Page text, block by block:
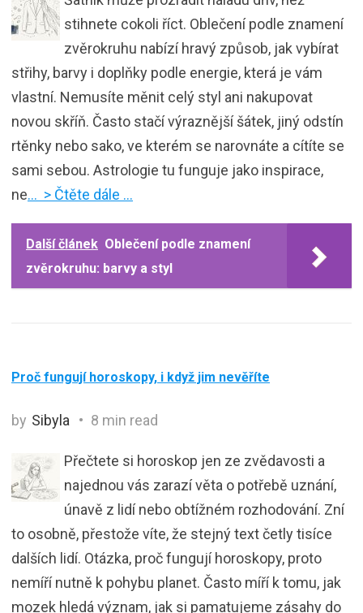
stihnete cokoli říct. Oblečení podle znamení
zvěrokruhu nabízí hravý způsob, jak vybírat
střihy, barvy i doplňky podle energie, která je vám
vlastní. Nemusíte měnit celý styl ani nakupovat
novou skříň. Často stačí výraznější šátek, jiný odstín
rtěnky nebo sako, ve kterém se narovnáte a cítíte se
sami sebou. Astrologie tu funguje jako inspirace,
ne… > Čtěte dále …
Další článek Oblečení podle znamení
zvěrokruhu: barvy a styl
Proč fungují horoskopy, i když jim nevěříte
by Sibyla 8 min read
Přečtete si horoskop jen ze zvědavosti a
najednou vás zarazí věta o potřebě uznání,
únavě z lidí nebo obtížném rozhodování. Zní
to osobně, přestože víte, že stejný text četly tisíce
dalších lidí. Otázka, proč fungují horoskopy, proto
nemíří nutně k pohybu planet. Často míří k tomu, jak
mozek hledá význam, jak si pamatujeme zásahy do